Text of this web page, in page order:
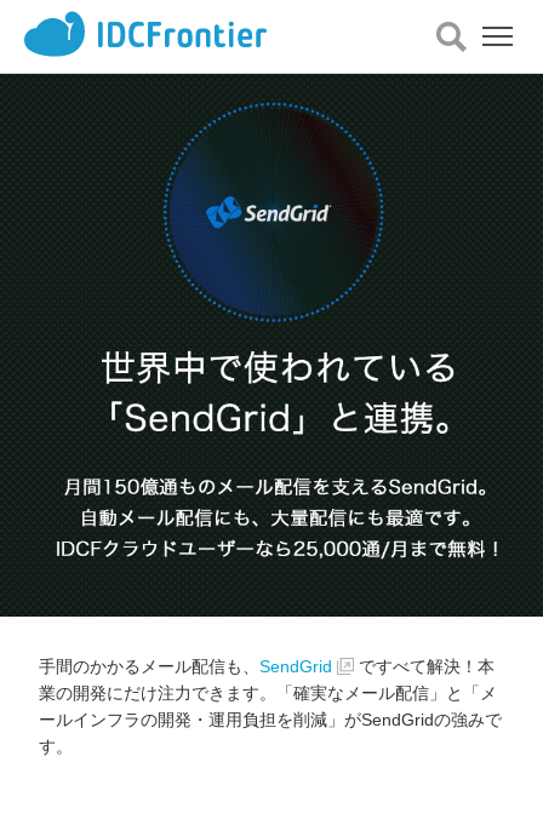
メ
手間のかかるメール配信も、SendGrid
ですべて解決！本
業の開発にだけ注力できます。「確実なメール配信」と「メ
ールインフラの開発・運用負担を削減」がSendGridの強みで
す。